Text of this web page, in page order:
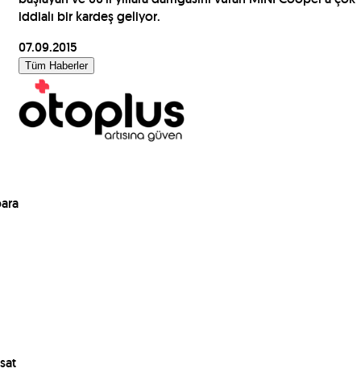
iddialı bir kardeş geliyor.
07.09.2015
Tüm Haberler